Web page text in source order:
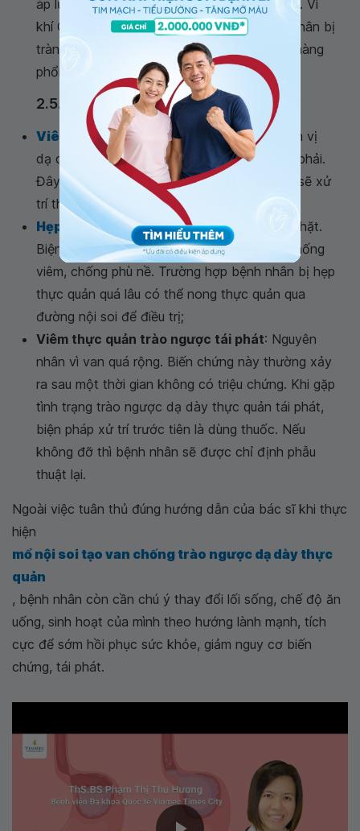
áp lực dương và khâu kín khoang màng phổi. Vì
khí CO2 dễ hấp thu nên hầu như các bệnh nhân bị
tràn khí màng phổi không cần phải dẫn lưu màng
phổi.
2.5.2 Tai biến sau phẫu thuật
Viêm phúc mạc : Do thủng thực quản, phình vị
dạ dày do nguyên nhân phẫu tích hoặc đốt phải.
Đây là biến chứng hiếm gặp và khi gặp phải sẽ xử
trí theo phác đồ của bác sĩ chuyên khoa;
Hẹp thực quản: Do nguyên nhân van quá chặt.
Biện pháp xử trí là nhịn ăn, sử dụng thuốc chống
viêm, chống phù nề. Trường hợp bệnh nhân bị hẹp
thực quản quá lâu có thể nong thực quản qua
đường nội soi để điều trị;
Viêm thực quản trào ngược tái phát: Nguyên
nhân vì van quá rộng. Biến chứng này thường xảy
ra sau một thời gian không có triệu chứng. Khi gặp
tình trạng trào ngược dạ dày thực quản tái phát,
biện pháp xử trí trước tiên là dùng thuốc. Nếu
không đỡ thì bệnh nhân sẽ được chỉ định phẫu
thuật lại.
Ngoài việc tuân thủ đúng hướng dẫn của bác sĩ khi thực
hiện
mổ nội soi tạo van chống trào ngược dạ dày thực
quản
, bệnh nhân còn cần chú ý thay đổi lối sống, chế độ ăn
uống, sinh hoạt của mình theo hướng lành mạnh, tích
cực để sớm hồi phục sức khỏe, giảm nguy cơ biến
chứng, tái phát.